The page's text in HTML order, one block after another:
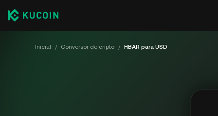
Inicial / Conversor de cripto / HBAR para USD